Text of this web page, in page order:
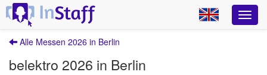
Alle Messen 2026 in Berlin
belektro 2026 in Berlin